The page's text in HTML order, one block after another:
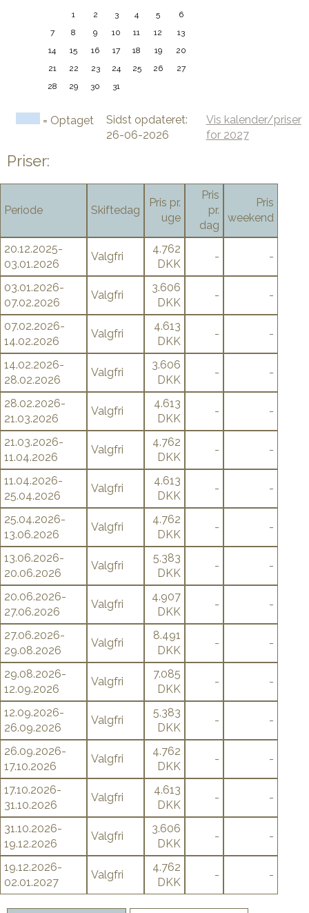
1
2 3 4 5
6
7
8 9 10 11 12
13
14
15 16 17 18 19
20
21
22 23 24 25 26
27
28
29 30 31
= Optaget
Sidst opdateret:
26-06-2026
Vis kalender/priser
for 2027
Priser:
Periode Skiftedag
Pris pr.
uge
Pris
pr.
dag
Pris
weekend
20.12.2025-
03.01.2026
Valgfri
4.762
DKK
- -
03.01.2026-
07.02.2026
Valgfri
3.606
DKK
- -
07.02.2026-
14.02.2026
Valgfri
4.613
DKK
- -
14.02.2026-
28.02.2026
Valgfri
3.606
DKK
- -
28.02.2026-
21.03.2026
Valgfri
4.613
DKK
- -
21.03.2026-
11.04.2026
Valgfri
4.762
DKK
- -
11.04.2026-
25.04.2026
Valgfri
4.613
DKK
- -
25.04.2026-
13.06.2026
Valgfri
4.762
DKK
- -
13.06.2026-
20.06.2026
Valgfri
5.383
DKK
- -
20.06.2026-
27.06.2026
Valgfri
4.907
DKK
- -
27.06.2026-
29.08.2026
Valgfri
8.491
DKK
- -
29.08.2026-
12.09.2026
Valgfri
7.085
DKK
- -
12.09.2026-
26.09.2026
Valgfri
5.383
DKK
- -
26.09.2026-
17.10.2026
Valgfri
4.762
DKK
- -
17.10.2026-
31.10.2026
Valgfri
4.613
DKK
- -
31.10.2026-
19.12.2026
Valgfri
3.606
DKK
- -
19.12.2026-
02.01.2027
Valgfri
4.762
DKK
- -